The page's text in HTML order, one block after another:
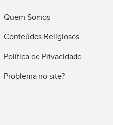
Quem Somos
Conteúdos Religiosos
Política de Privacidade
Problema no site?